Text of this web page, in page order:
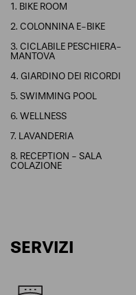
1. BIKE ROOM
2. COLONNINA E-BIKE
3. CICLABILE PESCHIERA-
MANTOVA
4. GIARDINO DEI RICORDI
5. SWIMMING POOL
6. WELLNESS
7. LAVANDERIA
8. RECEPTION - SALA
COLAZIONE
SERVIZI